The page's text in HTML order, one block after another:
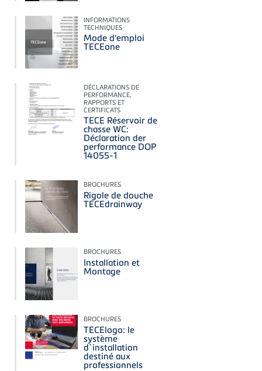
INFORMATIONS
TECHNIQUES
Mode d'emploi
TECEone
DÉCLARATIONS DE
PERFORMANCE,
RAPPORTS ET
CERTIFICATS
TECE Réservoir de
chasse WC:
Déclaration der
performance DOP
14055-1
BROCHURES
Rigole de douche
TECEdrainway
BROCHURES
Installation et
Montage
BROCHURES
TECElogo: le
système
d`installation
destiné aux
professionnels